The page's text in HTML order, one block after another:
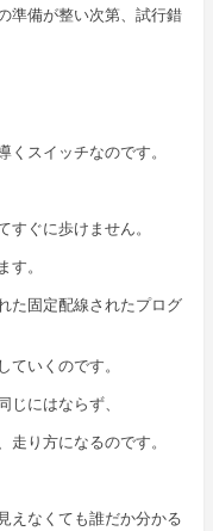
準備が整い次第、試行錯
スイッチなのです。
ぐに歩けません。
。
た固定配線されたプログ
いくのです。
にはならず、
り方になるのです。
えなくても誰だか分かる